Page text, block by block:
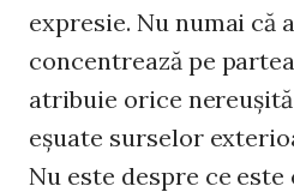
expresie. Nu numai că
concentrează pe
atribuie orice
eșuate surselor
Nu este despre ce este